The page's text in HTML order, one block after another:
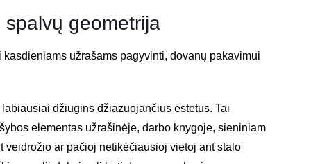
spalvų geometrija
užrašams pagyvinti, dovanų pakavimui
labiausiai džiugins džiazuojančius estetus. Tai
elementas užrašinėje, darbo knygoje, sieniniam
veidrožio ar pačioj netikėčiausioj vietoj ant stalo